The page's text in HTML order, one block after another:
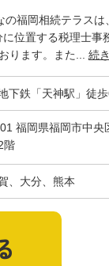
の福岡相続テラスは
に位置する税理士
ります。また... 続
下鉄「天神駅」徒
福岡県福岡市中
階
、大分、熊本